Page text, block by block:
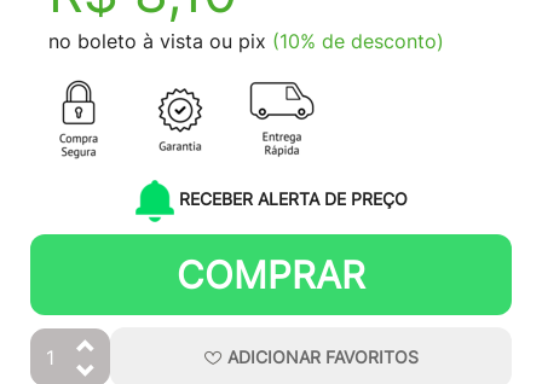
no boleto à vista ou pix (10% de desconto)
RECEBER ALERTA DE PREÇO
COMPRAR
ADICIONAR FAVORITOS